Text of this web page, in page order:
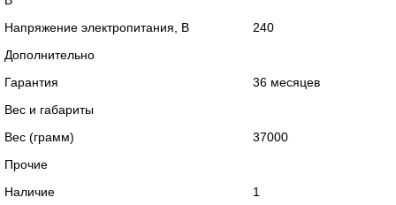
Напряжение электропитания, В
240
Дополнительно
Гарантия
36 месяцев
Вес и габариты
Вес (грамм)
37000
Прочие
Наличие
1